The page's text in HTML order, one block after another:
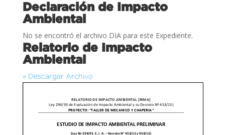
Declaración de Impacto
Ambiental
No se encontró el archivo DIA para este Expediente.
Relatorio de Impacto
Ambiental
» Descargar Archivo